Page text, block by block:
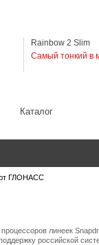
Rainbow 2 Slim
Самый тонкий в
Каталог
ГЛОНАСС
линеек
российской